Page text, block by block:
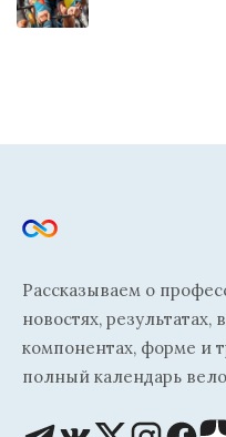
Рассказываем о
новостях,
компонентах, форме и
полный календарь